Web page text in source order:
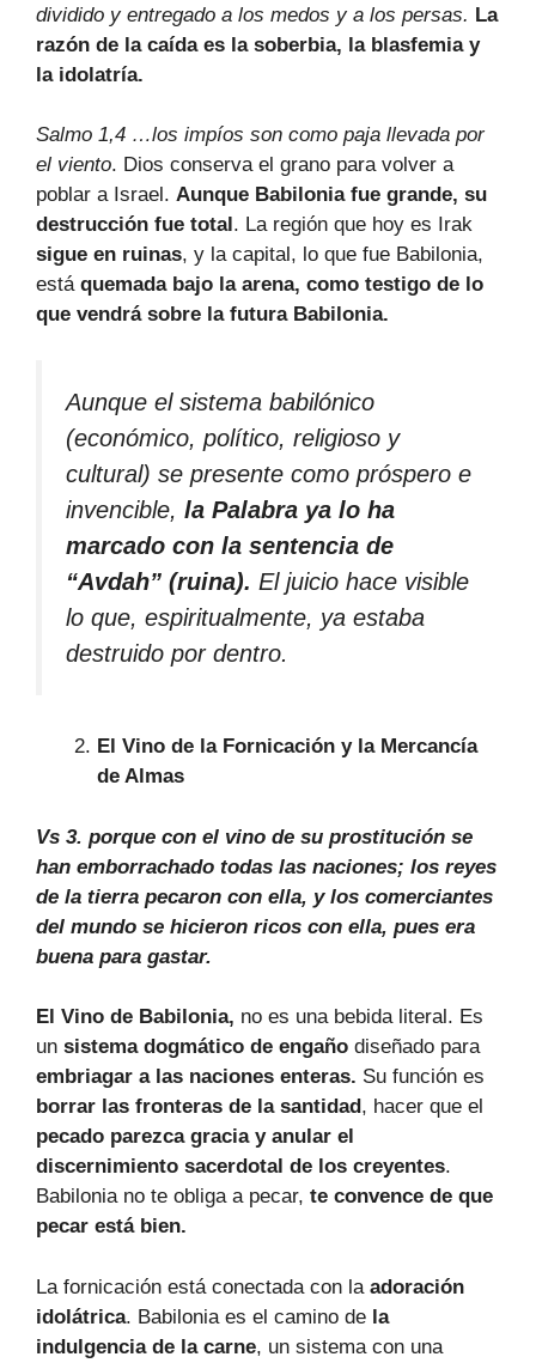
dividido y entregado a los medos y a los persas. La
razón de la caída es la soberbia, la blasfemia y
la idolatría.
Salmo 1,4 …los impíos son como paja llevada por
el viento. Dios conserva el grano para volver a
poblar a Israel. Aunque Babilonia fue grande, su
destrucción fue total. La región que hoy es Irak
sigue en ruinas, y la capital, lo que fue Babilonia,
está quemada bajo la arena, como testigo de lo
que vendrá sobre la futura Babilonia.
Aunque el sistema babilónico
(económico, político, religioso y
cultural) se presente como próspero e
invencible, la Palabra ya lo ha
marcado con la sentencia de
“Avdah” (ruina). El juicio hace visible
lo que, espiritualmente, ya estaba
destruido por dentro.
El Vino de la Fornicación y la Mercancía
de Almas
Vs 3. porque con el vino de su prostitución se
han emborrachado todas las naciones; los reyes
de la tierra pecaron con ella, y los comerciantes
del mundo se hicieron ricos con ella, pues era
buena para gastar.
El Vino de Babilonia, no es una bebida literal. Es
un sistema dogmático de engaño diseñado para
embriagar a las naciones enteras. Su función es
borrar las fronteras de la santidad , hacer que el
pecado parezca gracia y anular el
discernimiento sacerdotal de los creyentes.
Babilonia no te obliga a pecar, te convence de que
pecar está bien.
La fornicación está conectada con la adoración
idolátrica. Babilonia es el camino de la
indulgencia de la carne, un sistema con una